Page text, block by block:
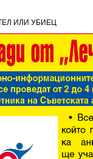
ИЛИ УБИЕЦ